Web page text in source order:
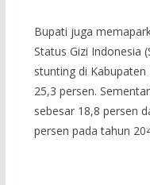
Bupati juga
Status Gizi Indonesia
stunting di
25,3 persen.
sebesar 18,8 persen
persen pada tahun